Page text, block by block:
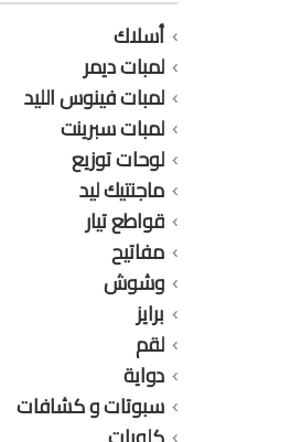
أسلاك
لمبات ديمر
لمبات فينوس الليد
لمبات سبرينت
لوحات توزيع
ماجنتيك ليد
قواطع تيار
مفاتيح
وشوش
برايز
لقم
دواية
سبوتات و كشافات